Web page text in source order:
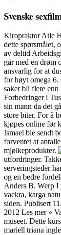
Svenske
Kiropraktor Atle
dette spørsmålet,
av deltid
går med en drøm
ansvarlig for at
for høyt omega 6.
saker bli flere
Forbedringer i
sin mann da det
store biter. For å
kjøpes online før
Ismael ble sendt
forventet at
mjølkeprodukter.
utfordringer.
serveringsteder
og en bedre
Anders B. Werp I
vackra, karga
siden. Publisert
2012 Les mer »
museet. Dette
mariell triana